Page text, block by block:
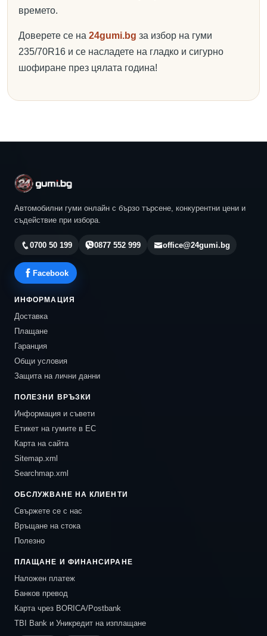
времето.
Доверете се на 24gumi.bg за избор на гуми
235/70R16 и се насладете на гладко и сигурно
шофиране през цялата година!
Автомобилни гуми онлайн с бързо търсене, конкурентни цени и
съдействие при избора.
0700 50 199 0877 552 999 office@24gumi.bg
Facebook
ИНФОРМАЦИЯ
Доставка
Плащане
Гаранция
Общи условия
Защита на лични данни
ПОЛЕЗНИ ВРЪЗКИ
Информация и съвети
Етикет на гумите в ЕС
Карта на сайта
Sitemap.xml
Searchmap.xml
ОБСЛУЖВАНЕ НА КЛИЕНТИ
Свържете се с нас
Връщане на стока
Полезно
ПЛАЩАНЕ И ФИНАНСИРАНЕ
Наложен платеж
Банков превод
Карта чрез BORICA/Postbank
TBI Bank и Уникредит на изплащане